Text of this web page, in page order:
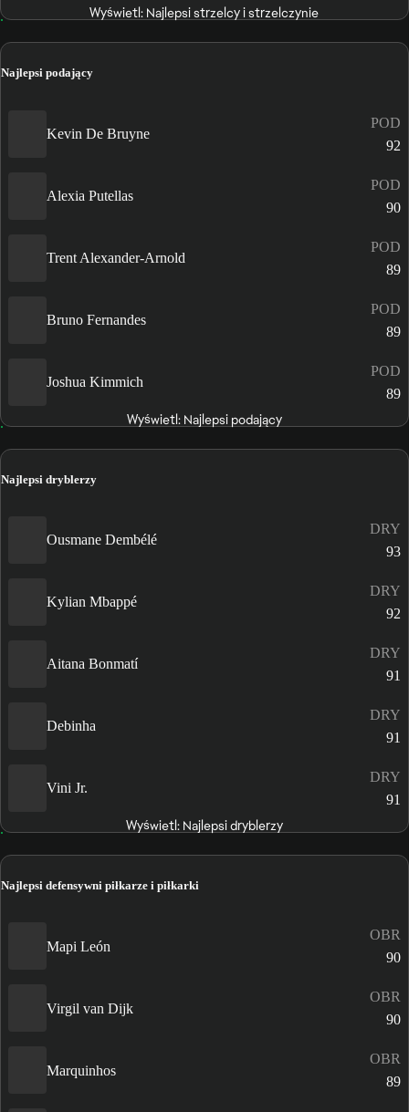
Wyświetl: Najlepsi strzelcy i strzelczynie
Najlepsi podający
Kevin De Bruyne
POD
92
Alexia Putellas
POD
90
Trent Alexander-Arnold
POD
89
Bruno Fernandes
POD
89
Joshua Kimmich
POD
89
Wyświetl: Najlepsi podający
Najlepsi dryblerzy
Ousmane Dembélé
DRY
93
Kylian Mbappé
DRY
92
Aitana Bonmatí
DRY
91
Debinha
DRY
91
Vini Jr.
DRY
91
Wyświetl: Najlepsi dryblerzy
Najlepsi defensywni piłkarze i piłkarki
Mapi León
OBR
90
Virgil van Dijk
OBR
90
Marquinhos
OBR
89